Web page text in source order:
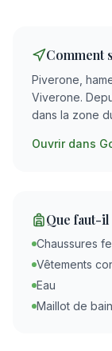
Comment
Piverone,
Viverone.
dans la zone
Ouvrir dans
Que faut-
Chaussures
Vêtements
Eau
Maillot de